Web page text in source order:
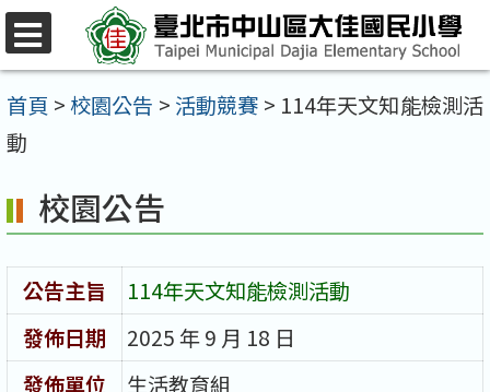
跳
至
主
要
容
區
首頁 >校園公告 > 活動競賽 > 114年天文知能檢測活
動
校園公告
公告主旨
114年天文知能檢測活動
發佈日期
2025 年 9 月 18 日
發佈單位
生活教育組
選
單